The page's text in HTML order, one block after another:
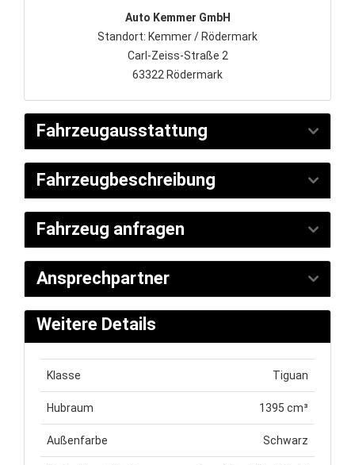
Auto Kemmer GmbH
Standort: Kemmer / Rödermark
Carl-Zeiss-Straße 2
63322 Rödermark
Fahrzeugausstattung
Fahrzeugbeschreibung
Fahrzeug anfragen
Ansprechpartner
Weitere Details
Klasse Tiguan
Hubraum 1395 cm³
Außenfarbe Schwarz